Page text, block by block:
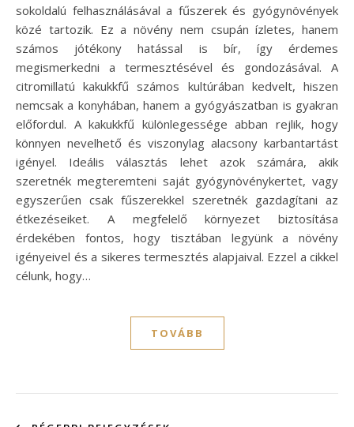
sokoldalú felhasználásával a fűszerek és gyógynövények
közé tartozik. Ez a növény nem csupán ízletes, hanem
számos jótékony hatással is bír, így érdemes
megismerkedni a termesztésével és gondozásával. A
citromillatú kakukkfű számos kultúrában kedvelt, hiszen
nemcsak a konyhában, hanem a gyógyászatban is gyakran
előfordul. A kakukkfű különlegessége abban rejlik, hogy
könnyen nevelhető és viszonylag alacsony karbantartást
igényel. Ideális választás lehet azok számára, akik
szeretnék megteremteni saját gyógynövénykertet, vagy
egyszerűen csak fűszerekkel szeretnék gazdagítani az
étkezéseiket. A megfelelő környezet biztosítása
érdekében fontos, hogy tisztában legyünk a növény
igényeivel és a sikeres termesztés alapjaival. Ezzel a cikkel
célunk, hogy…
TOVÁBB